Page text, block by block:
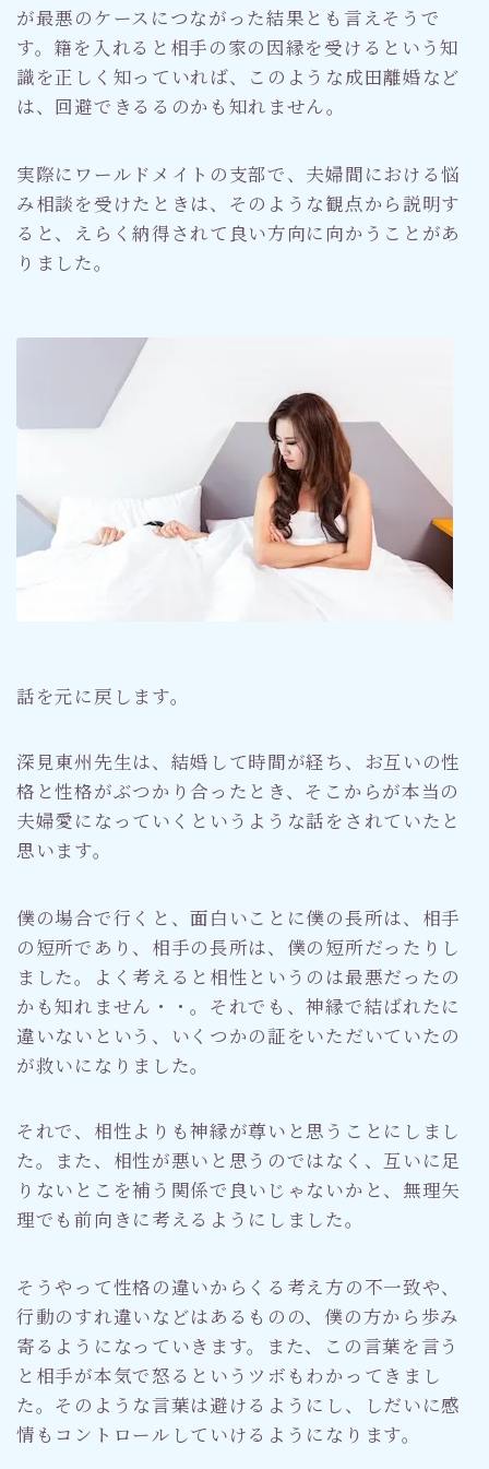
が最悪のケースにつながった結果とも言えそうで
す。籍を入れると相手の家の因縁を受けるという知
識を正しく知っていれば、このような成田離婚など
は、回避できるるのかも知れません。
実際にワールドメイトの支部で、夫婦間における悩
み相談を受けたときは、そのような観点から説明す
ると、えらく納得されて良い方向に向かうことがあ
りました。
話を元に戻します。
深見東州先生は、結婚して時間が経ち、お互いの性
格と性格がぶつかり合ったとき、そこからが本当の
夫婦愛になっていくというような話をされていたと
思います。
僕の場合で行くと、面白いことに僕の長所は、相手
の短所であり、相手の長所は、僕の短所だったりし
ました。よく考えると相性というのは最悪だったの
かも知れません・・。それでも、神縁で結ばれたに
違いないという、いくつかの証をいただいていたの
が救いになりました。
それで、相性よりも神縁が尊いと思うことにしまし
た。また、相性が悪いと思うのではなく、互いに足
りないとこを補う関係で良いじゃないかと、無理矢
理でも前向きに考えるようにしました。
そうやって性格の違いからくる考え方の不一致や、
行動のすれ違いなどはあるものの、僕の方から歩み
寄るようになっていきます。また、この言葉を言う
と相手が本気で怒るというツボもわかってきまし
た。そのような言葉は避けるようにし、しだいに感
情もコントロールしていけるようになります。